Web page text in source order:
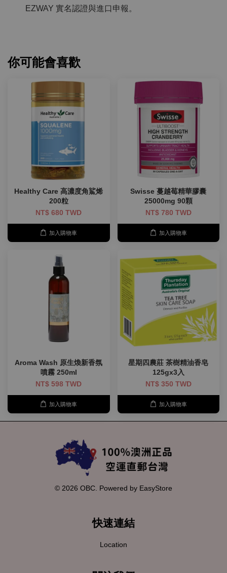
EZWAY 實名認證與進口申報。
你可能會喜歡
Healthy Care 高濃度角鯊烯
200粒
NT$ 680 TWD
加入購物車
Swisse 蔓越莓精華膠囊
25000mg 90顆
NT$ 780 TWD
加入購物車
Aroma Wash 原生煥新香氛
噴霧 250ml
NT$ 598 TWD
加入購物車
星期四農莊 茶樹精油香皂
125gx3入
NT$ 350 TWD
加入購物車
© 2026 OBC. Powered by EasyStore
快速連結
Location